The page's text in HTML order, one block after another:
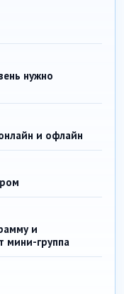
нужно
и офлайн
и
мини-группа